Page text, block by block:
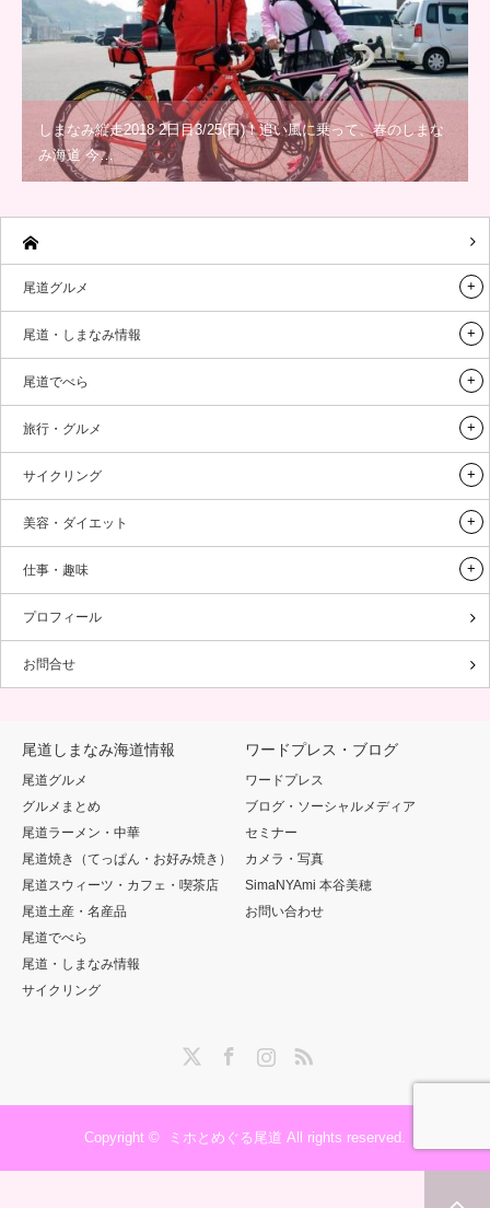
しまなみ縦走2018 2日目3/25(日)！追い風に乗って、春のしまな
み海道 今…
尾道グルメ
尾道・しまなみ情報
尾道でべら
旅行・グルメ
サイクリング
美容・ダイエット
仕事・趣味
プロフィール
お問合せ
尾道しまなみ海道情報
尾道グルメ
グルメまとめ
尾道ラーメン・中華
尾道焼き（てっぱん・お好み焼き）
尾道スウィーツ・カフェ・喫茶店
尾道土産・名産品
尾道でべら
尾道・しまなみ情報
サイクリング
ワードプレス・ブログ
ワードプレス
ブログ・ソーシャルメディア
セミナー
カメラ・写真
SimaNYAmi 本谷美穂
お問い合わせ
InstagramRSS
Copyright © ミホとめぐる尾道 All rights reserved.